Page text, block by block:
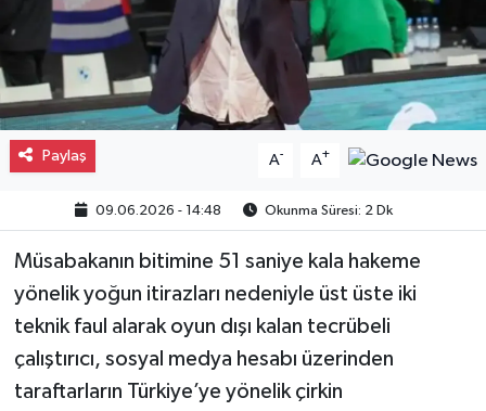
Paylaş A- A+
09.06.2026 - 14:48 Okunma Süresi: 2 Dk
Müsabakanın bitimine 51 saniye kala hakeme
yönelik yoğun itirazları nedeniyle üst üste iki
teknik faul alarak oyun dışı kalan tecrübeli
çalıştırıcı, sosyal medya hesabı üzerinden
taraftarların Türkiye’ye yönelik çirkin